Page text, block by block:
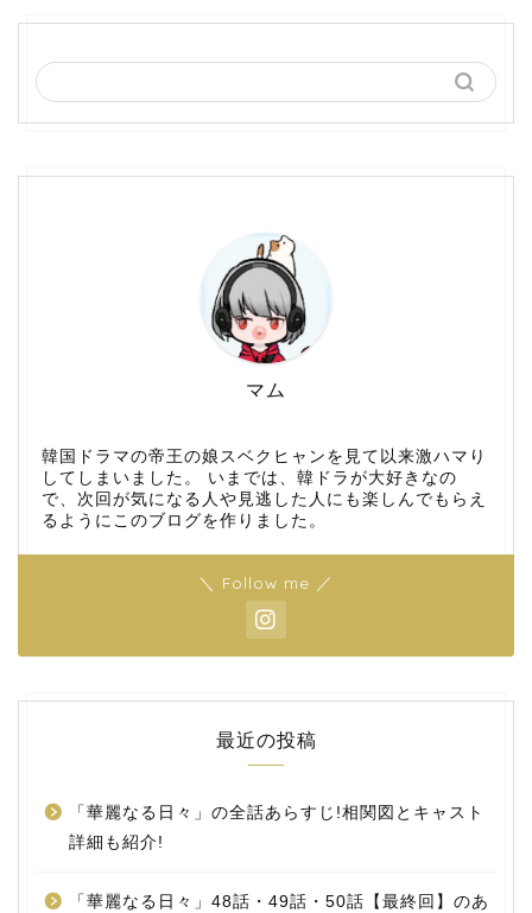
マム
韓国ドラマの帝王の娘スベクヒャンを見て以来激ハマり
してしまいました。 いまでは、韓ドラが大好きなの
で、次回が気になる人や見逃した人にも楽しんでもらえ
るようにこのブログを作りました。
＼ Follow me ／
最近の投稿
「華麗なる日々」の全話あらすじ!相関図とキャスト
詳細も紹介!
「華麗なる日々」48話・49話・50話【最終回】のあ